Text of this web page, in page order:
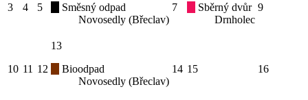
3 4 5
Směsný odpad
Novosedly (Břeclav)
7
Sběrný dvůr
Drnholec
9
10 11 12
13
Bioodpad
Novosedly (Břeclav)
14 15 16